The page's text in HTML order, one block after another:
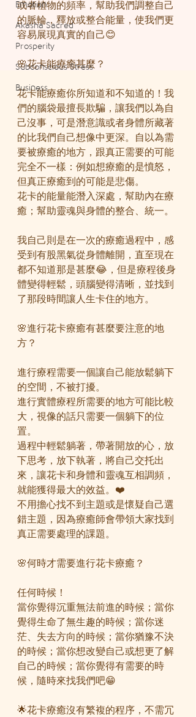
Emotion
Akasha Sacred
Prosperity
Subconscious Stress
Business
或者植物的頻率，幫助我們調整自己
的脈輪，釋放或整合能量，使我們更
容易展現真實的自己😊
🌸花卡能療癒甚麼？
花卡能療癒你所知道和不知道的！我
們的腦袋最擅長欺騙，讓我們以為自
己沒事，可是潛意識或者身體所藏著
的比我們自己想像中更深。自以為需
要被療癒的地方，跟真正需要的可能
完全不一樣：例如想療癒的是憤怒，
但真正療癒到的可能是悲傷。
花卡的能量能潛入深處，幫助內在療
癒；幫助靈魂與身體的整合、統一。
我自己則是在一次的療癒過程中，感
受到有股黑氣從身體離開，直至現在
都不知道那是甚麼😂，但是療程後身
體變得輕鬆，頭腦變得清晰，並找到
了那段時間讓人生卡住的地方。
🌸進行花卡療癒有甚麼要注意的地
方？
進行療程需要一個讓自己能放鬆躺下
的空間，不被打擾。
進行實體療程所需要的地方可能比較
大，視像的話只需要一個躺下的位
置。
過程中輕鬆躺著，帶著開放的心，放
下思考，放下執著，將自己交托出
來，讓花卡和身體和靈魂互相調頻，
就能獲得最大的效益。❤️
不用擔心找不到主題或是懷疑自己選
錯主題，因為療癒師會帶領大家找到
真正需要處理的課題。
🌸何時才需要進行花卡療癒？
任何時候！
當你覺得沉重無法前進的時候；當你
覺得生命了無生趣的時候；當你迷
茫、失去方向的時候；當你猶豫不決
的時候；當你想改變自己或想更了解
自己的時候；當你覺得有需要的時
候，隨時來找我們吧😁
🌟花卡療癒沒有繁複的程序，不需冗